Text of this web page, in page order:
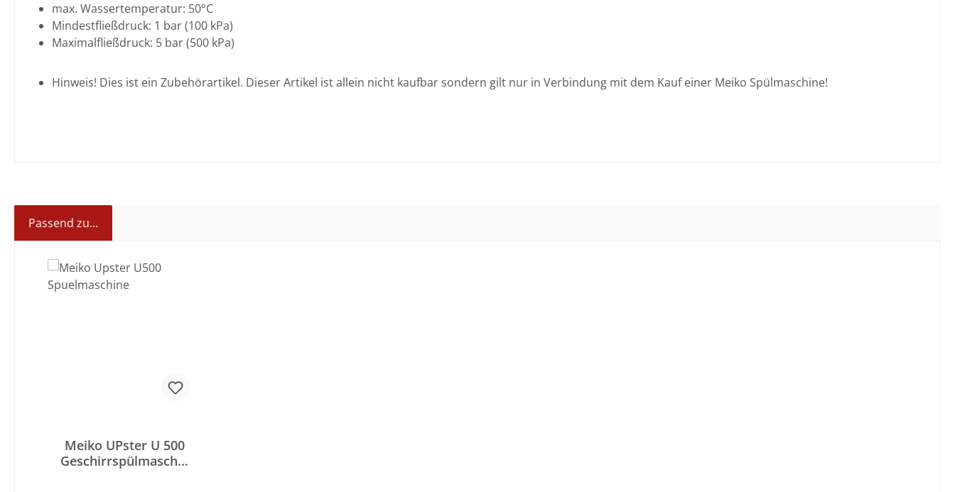
max. Wassertemperatur: 50°C
Mindestfließdruck: 1 bar (100 kPa)
Maximalfließdruck: 5 bar (500 kPa)
Hinweis! Dies ist ein Zubehörartikel. Dieser Artikel ist allein nicht kaufbar sondern gilt nur in Verbindung mit dem Kauf einer Meiko Spülmaschine!
Passend zu...
Produktgalerie überspringen
Meiko UPster U 500
Geschirrspülmaschin